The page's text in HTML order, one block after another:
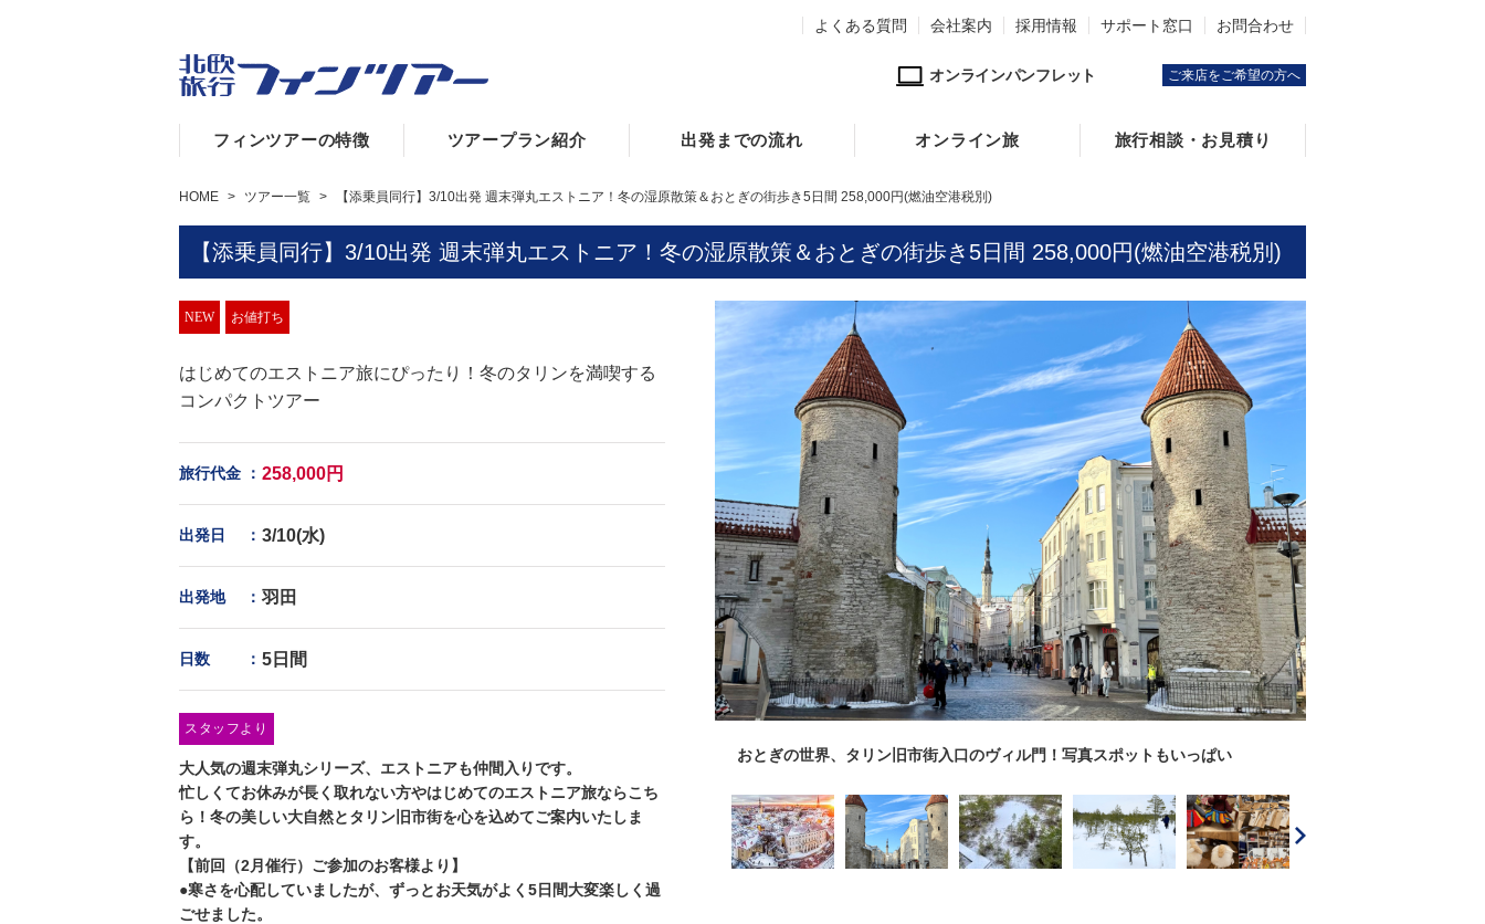
よくある質問 会社案内 採用情報 サポート窓口 お問合わせ
オンラインパンフレット ご来店をご希望の方へ
フィンツアーの特徴 ツアープラン紹介 出発までの流れ オンライン旅 旅行相談・お見積り
HOME > ツアー一覧 > 【添乗員同行】3/10出発 週末弾丸エストニア！冬の湿原散策＆おとぎの街歩き5日間 258,000円(燃油空港税別)
【添乗員同行】3/10出発 週末弾丸エストニア！冬の湿原散策＆おとぎの街歩き5日間 258,000円(燃油空港税別)
NEW お値打ち
はじめてのエストニア旅にぴったり！冬のタリンを満喫する
コンパクトツアー
旅行代金 ： 258,000円
出発日 ： 3/10(水)
出発地 ： 羽田
日数 ： 5日間
スタッフより
大人気の週末弾丸シリーズ、エストニアも仲間入りです。
忙しくてお休みが長く取れない方やはじめてのエストニア旅ならこち
ら！冬の美しい大自然とタリン旧市街を心を込めてご案内いたしま
す。
【前回（2月催行）ご参加のお客様より】
●寒さを心配していましたが、ずっとお天気がよく5日間大変楽しく過
ごせました。
おとぎの世界、タリン旧市街入口のヴィル門！写真スポットもいっぱい